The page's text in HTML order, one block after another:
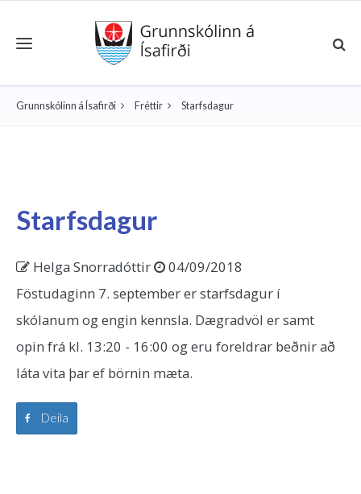
Toggle navigation
Grunnskólinn á Ísafirði Fréttir Starfsdagur
Starfsdagur
Helga Snorradóttir
04/09/2018
Föstudaginn 7. september er starfsdagur í
skólanum og engin kennsla. Dægradvöl er samt
opin frá kl. 13:20 - 16:00 og eru foreldrar beðnir að
láta vita þar ef börnin mæta.
Deila